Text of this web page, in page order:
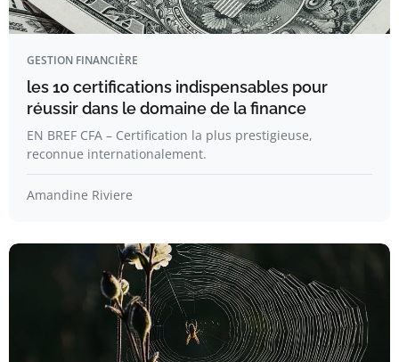
GESTION FINANCIÈRE
les 10 certifications indispensables pour
réussir dans le domaine de la finance
EN BREF CFA – Certification la plus prestigieuse,
reconnue internationalement.
Amandine Riviere